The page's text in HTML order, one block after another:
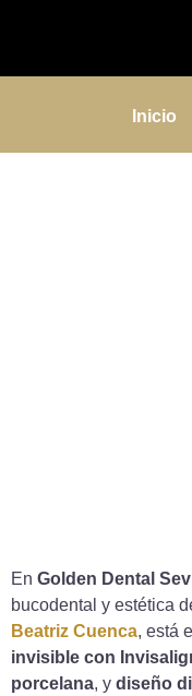
Inicio
En Golden Dental
bucodental y estética
Beatriz Cuenca, está
invisible con
porcelana, y diseño